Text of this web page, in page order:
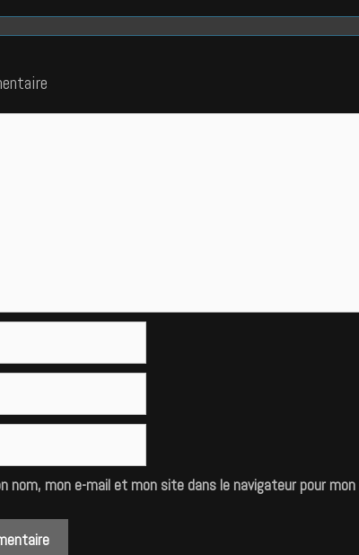
nom, mon e-mail et mon site dans le navigateur pour